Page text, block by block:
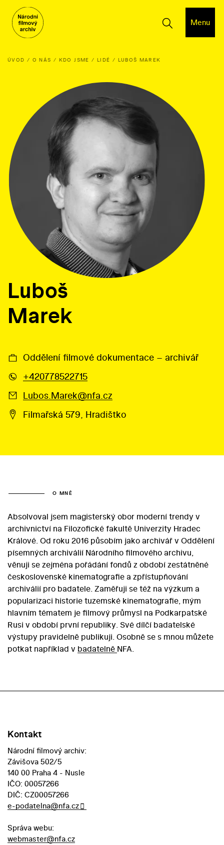
Menu
ÚVOD O NÁS KDO JSME LIDÉ LUBOŠ MAREK
Luboš
Marek
Oddělení filmové dokumentace – archivář
+420778522715
Lubos.Marek@nfa.cz
Filmařská 579, Hradištko
O MNĚ
Absolvoval jsem magisterský obor moderní trendy v
archivnictví na Filozofické fakultě Univerzity Hradec
Králové. Od roku 2016 působím jako archivář v Oddělení
písemných archiválií Národního filmového archivu,
věnuji se zejména pořádání fondů z období zestátněné
československé kinematografie a zpřístupňování
archiválií pro badatele. Zaměřuji se též na výzkum a
popularizaci historie tuzemské kinematografie, mým
hlavním tématem je filmový průmysl na Podkarpatské
Rusi v období první republiky. Své dílčí badatelské
výstupy pravidelně publikuji. Osobně se s mnou můžete
potkat například v badatelně NFA.
Kontakt
Národní filmový archiv:
Závišova 502/5
140 00 Praha 4 - Nusle
IČO: 00057266
DIČ: CZ00057266
e-podatelna@nfa.cz
Správa webu:
webmaster@nfa.cz